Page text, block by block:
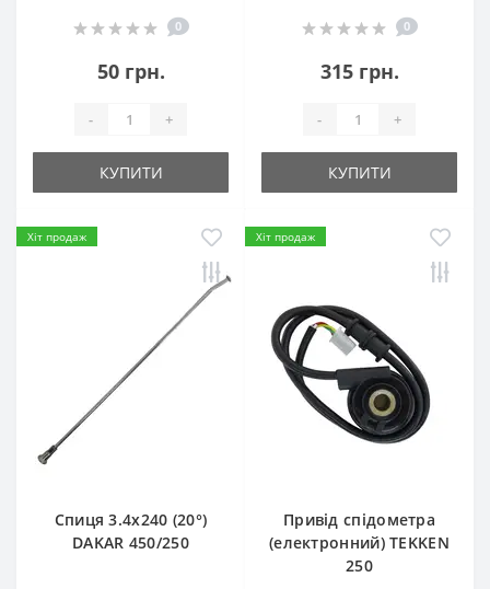
0
50 грн.
- +
КУПИТИ
0
315 грн.
- +
КУПИТИ
Хіт продаж
Спиця 3.4х240 (20°)
DAKAR 450/250
Хіт продаж
Привід спідометра
(електронний) TEKKEN
250